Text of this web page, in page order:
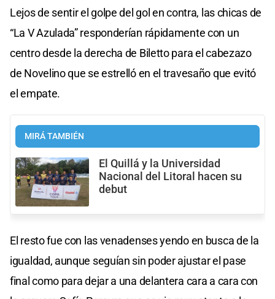
Lejos de sentir el golpe del gol en contra, las chicas de
“La V Azulada” responderían rápidamente con un
centro desde la derecha de Biletto para el cabezazo
de Novelino que se estrelló en el travesaño que evitó
el empate.
MIRÁ TAMBIÉN
El Quillá y la Universidad
Nacional del Litoral hacen su
debut
El resto fue con las venadenses yendo en busca de la
igualdad, aunque seguían sin poder ajustar el pase
final como para dejar a una delantera cara a cara con